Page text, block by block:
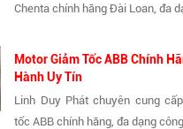
Chenta chính hãng Đài Loan, đa
Motor Giảm Tốc ABB Chính
Hành Uy Tín
Linh Duy Phát chuyên cung
tốc ABB chính hãng, đa dạng công